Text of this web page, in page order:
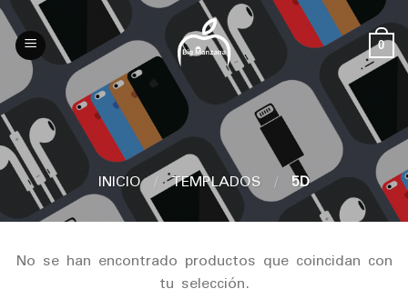
Skip
to
content 0
INICIO / TEMPLADOS / 5D
No se han encontrado productos que coincidan con
tu selección.